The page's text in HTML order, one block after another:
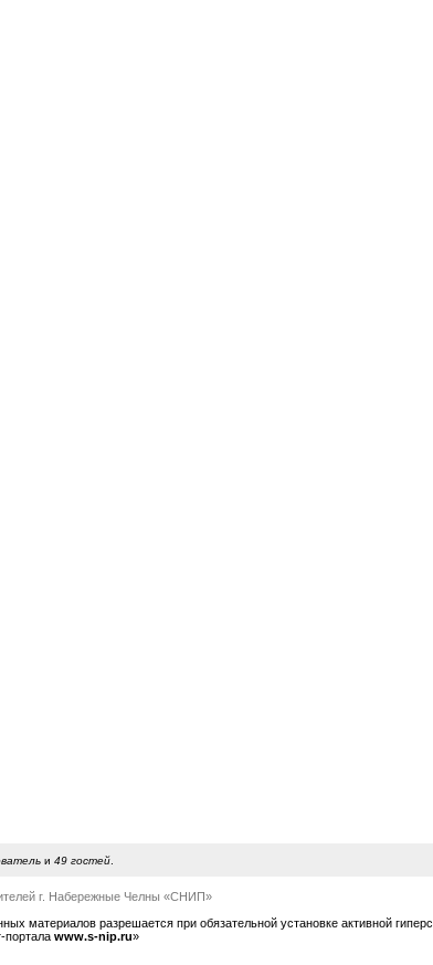
и 49 гостей.
г. Набережные Челны «СНИП»
материалов разрешается при обязательной установке активной
портала www.s-nip.ru»